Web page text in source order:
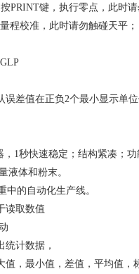
PRINT键，执行零点，此时
程校准，此时请勿触碰天平；
GLP
误差值在正负2个最小显示单
1秒快速稳定；结构紧凑；功
液体和粉末。
中的自动化生产线。
读取数值
计数据，
值，最小值，差值，平均值，